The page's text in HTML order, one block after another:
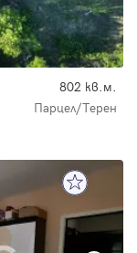
802 кв.м.
Парцел/Терен